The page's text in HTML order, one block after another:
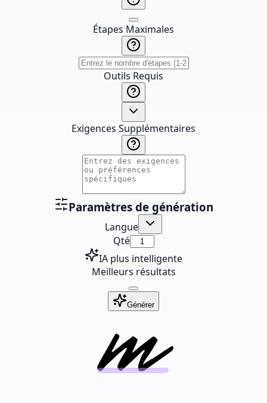
Étapes Maximales
Outils Requis
Exigences Supplémentaires
Paramètres de génération
Langue
Qté
IA plus intelligente
Meilleurs résultats
Générer